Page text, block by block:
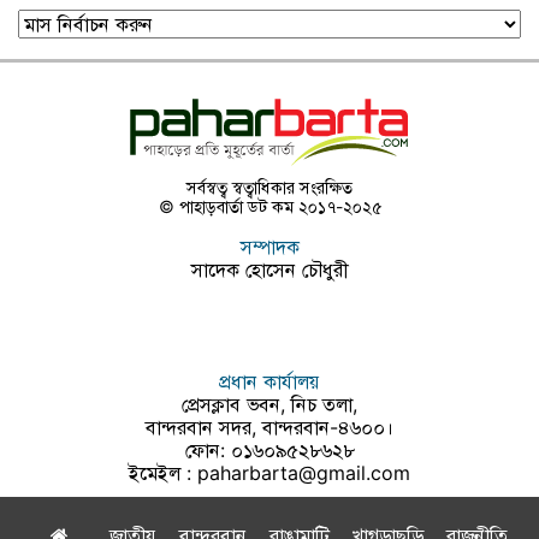
পাহাড়বার্তা
আর্কাইভ
সর্বস্বত্ব স্বত্বাধিকার সংরক্ষিত
© পাহাড়বার্তা ডট কম ২০১৭-২০২৫
সম্পাদক
সাদেক হোসেন চৌধুরী
প্রধান কার্যালয়
প্রেসক্লাব ভবন, নিচ তলা,
বান্দরবান সদর, বান্দরবান-৪৬০০।
ফোন: ০১৬০৯৫২৮৬২৮
ইমেইল : paharbarta@gmail.com